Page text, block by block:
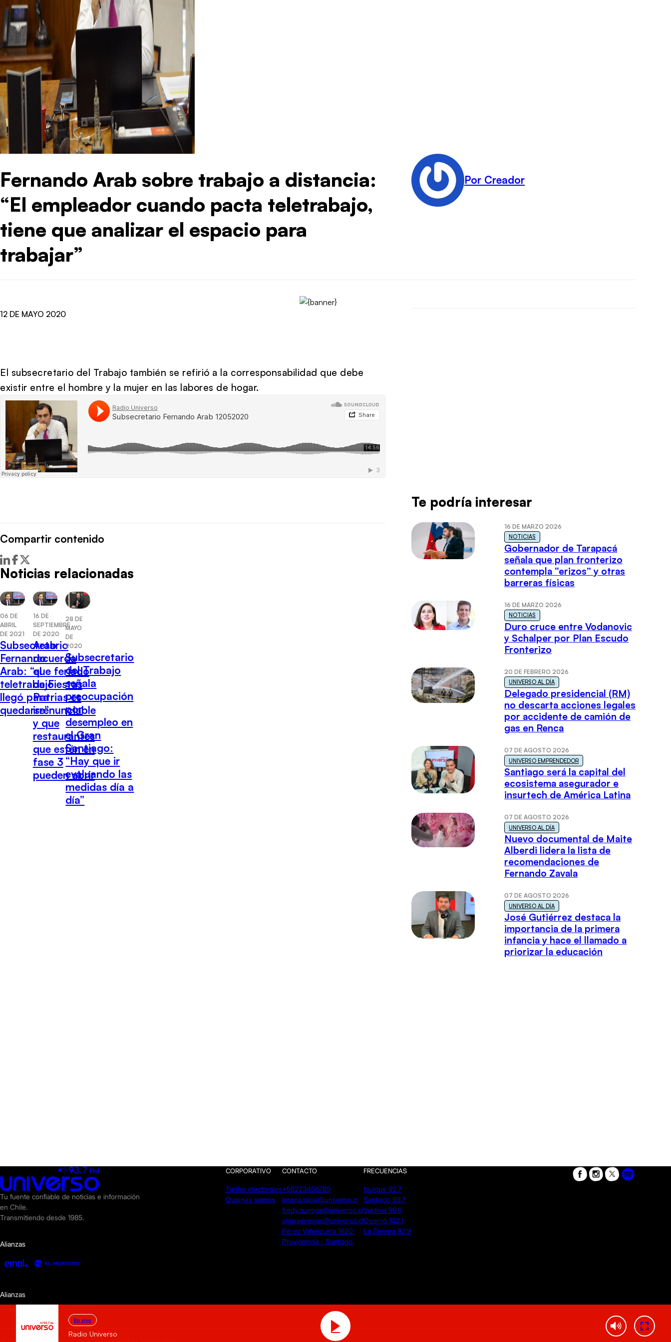
Fernando Arab sobre trabajo a distancia:
“El empleador cuando pacta teletrabajo,
tiene que analizar el espacio para
trabajar”
Por Creador
12 DE MAYO 2020
El subsecretario del Trabajo también se refirió a la corresponsabilidad que debe
existir entre el hombre y la mujer en las labores de hogar.
Compartir contenido
Noticias relacionadas
06 DE
ABRIL
DE 2021
Subsecretario
Fernando
Arab: “el
teletrabajo
llegó para
quedarse”
16 DE
SEPTIEMBRE
DE 2020
Arab
recuerda
que feriado
de Fiestas
Patrias es
irrenunciable
y que
restaurantes
que estén en
fase 3
pueden abrir
28 DE
MAYO
DE
2020
Subsecretario
del Trabajo
señala
preocupación
por
desempleo en
el Gran
Santiago:
“Hay que ir
evaluando las
medidas día a
día”
Te podría interesar
16 DE MARZO 2026
NOTICIAS
Gobernador de Tarapacá
señala que plan fronterizo
contempla “erizos” y otras
barreras físicas
16 DE MARZO 2026
NOTICIAS
Duro cruce entre Vodanovic
y Schalper por Plan Escudo
Fronterizo
20 DE FEBRERO 2026
UNIVERSO AL DÍA
Delegado presidencial (RM)
no descarta acciones legales
por accidente de camión de
gas en Renca
07 DE AGOSTO 2026
UNIVERSO EMPRENDEDOR
Santiago será la capital del
ecosistema asegurador e
insurtech de América Latina
07 DE AGOSTO 2026
UNIVERSO AL DÍA
Nuevo documental de Maite
Alberdi lidera la lista de
recomendaciones de
Fernando Zavala
07 DE AGOSTO 2026
UNIVERSO AL DÍA
José Gutiérrez destaca la
importancia de la primera
infancia y hace el llamado a
priorizar la educación
En vivo
Radio Universo
Tu fuente confiable de noticias e información
en Chile.
Transmitiendo desde 1985.
Alianzas
CORPORATIVO
Tarifas electorales
Quienes somos
CONTACTO
+56223456789
lorena.tapia@universo.cl
fredy.quiroga@universo.cl
olga.venegas@universo.cl
Pérez Valenzuela 1620.
Providencia - Santiago.
FRECUENCIAS
Iquique 92.7
Santiago 93.7
Valdivia 99.9
Osorno 102.1
La Serena 92.9
Alianzas